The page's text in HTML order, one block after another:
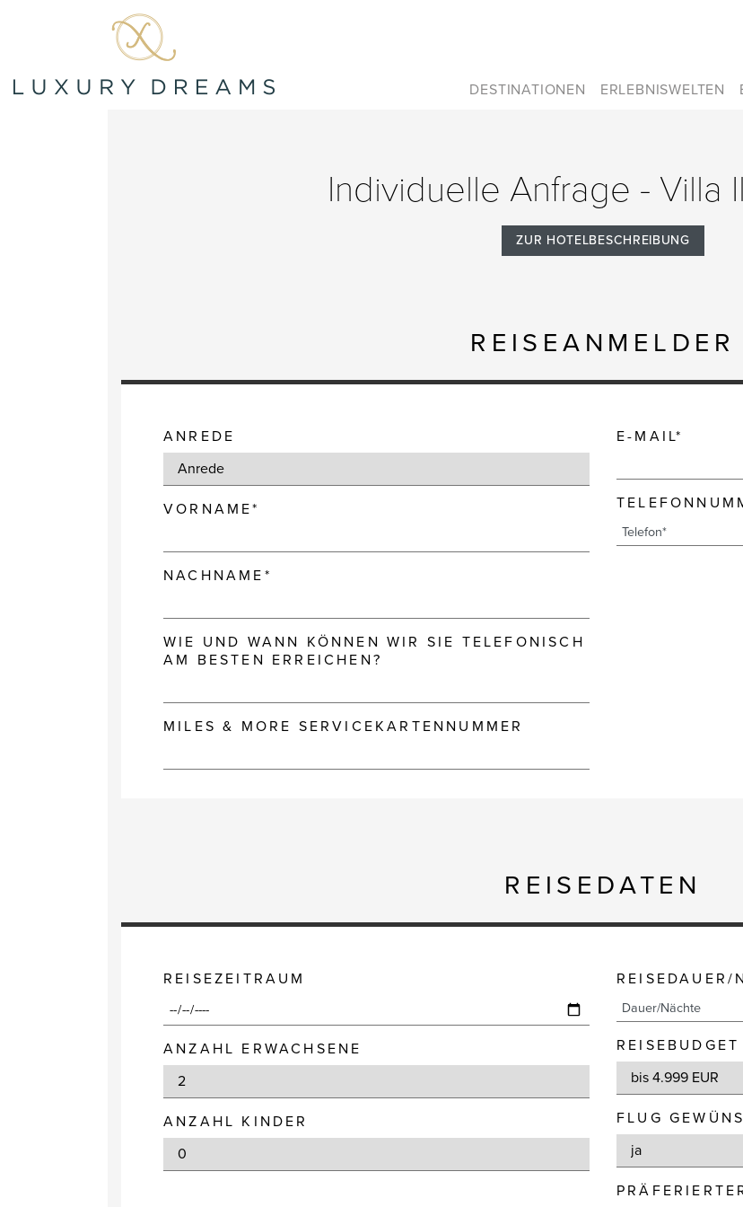
DESTINATIONEN ERLEBNISWELTEN
Individuelle Anfrage - Villa
ZUR HOTELBESCHREIBUNG
REISEANMELDER
ANREDE
VORNAME*
NACHNAME*
E-MAIL*
WIE UND WANN KÖNNEN WIR SIE TELEFONISCH
AM BESTEN ERREICHEN?
MILES & MORE SERVICEKARTENNUMMER
REISEDATEN
REISEZEITRAUM
ANZAHL ERWACHSENE
ANZAHL KINDER
REISEDAUER/
FLUG